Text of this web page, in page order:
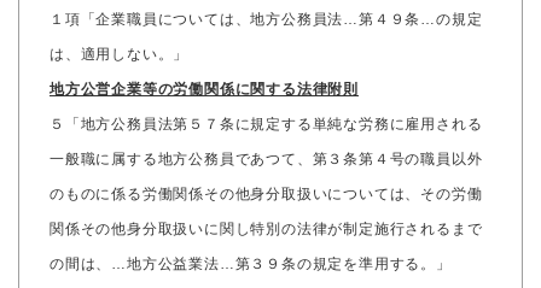
１項「企業職員については、地方公務員法…第４９条…の規定
は、適用しない。」
地方公営企業等の労働関係に関する法律附則
５「地方公務員法第５７条に規定する単純な労務に雇用される
一般職に属する地方公務員であつて、第３条第４号の職員以外
のものに係る労働関係その他身分取扱いについては、その労働
関係その他身分取扱いに関し特別の法律が制定施行されるまで
の間は、…地方公益業法…第３９条の規定を準用する。」